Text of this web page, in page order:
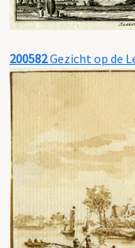
200582Gezicht op de